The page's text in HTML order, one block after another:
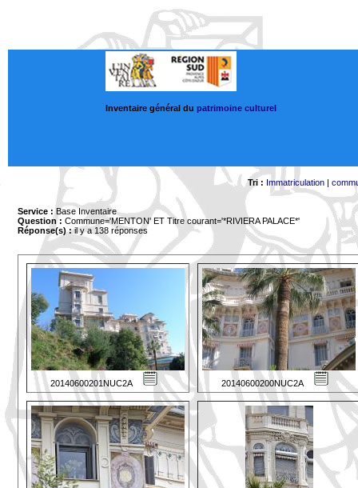
Inventaire général du patrimoine culturel
Tri : Immatriculation|
Service : Base Inventaire
Question : Commune='MENTON' ET Titre courant='*RIVIERA PALACE*'
Réponse(s) :il y a 138 réponses
20140600201NUC2A 20140600200NUC2A